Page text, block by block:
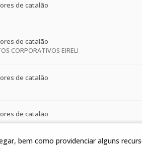
de catalão
de catalão
CORPORATIVOS EIRELI
de catalão
de catalão
bem como providenciar alguns